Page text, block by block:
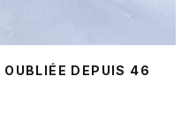
DEPUIS 46